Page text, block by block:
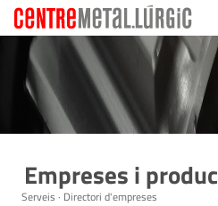
Empreses i
Serveis · Directori d'empreses